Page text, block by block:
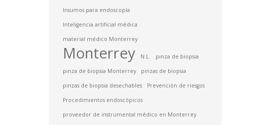
Insumos para endoscopía
Inteligencia artificial médica
material médico Monterrey
Monterrey N.L. pinza de biopsia
pinza de biopsia Monterrey pinzas de biopsia
pinzas de biopsia desechables Prevención de riesgos
Procedimientos endoscópicos
proveedor de instrumental médico en Monterrey